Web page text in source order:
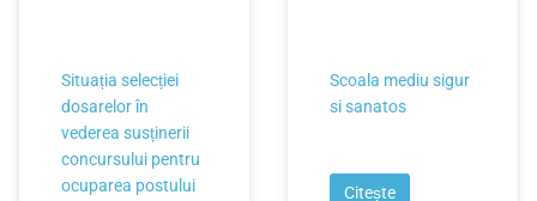
Situația selecției
dosarelor în
vederea susținerii
concursului pentru
ocuparea postului
Scoala mediu sigur
si sanatos
Citește